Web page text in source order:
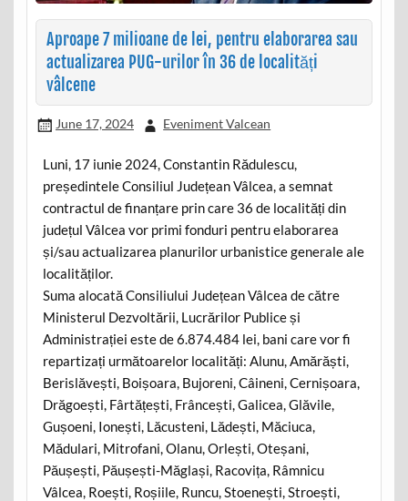
Aproape 7 milioane de lei, pentru elaborarea sau
actualizarea PUG-urilor în 36 de localități
vâlcene
June 17, 2024 Eveniment Valcean
Luni, 17 iunie 2024, Constantin Rădulescu,
președintele Consiliul Județean Vâlcea, a semnat
contractul de finanțare prin care 36 de localități din
județul Vâlcea vor primi fonduri pentru elaborarea
și/sau actualizarea planurilor urbanistice generale ale
localităților.
Suma alocată Consiliului Județean Vâlcea de către
Ministerul Dezvoltării, Lucrărilor Publice și
Administrației este de 6.874.484 lei, bani care vor fi
repartizați următoarelor localități: Alunu, Amărăști,
Berislăvești, Boișoara, Bujoreni, Câineni, Cernișoara,
Drăgoești, Fârtățești, Frâncești, Galicea, Glăvile,
Gușoeni, Ionești, Lăcusteni, Lădești, Măciuca,
Mădulari, Mitrofani, Olanu, Orlești, Oteșani,
Păușești, Păușești-Măglași, Racovița, Râmnicu
Vâlcea, Roești, Roșiile, Runcu, Stoenești, Stroești,